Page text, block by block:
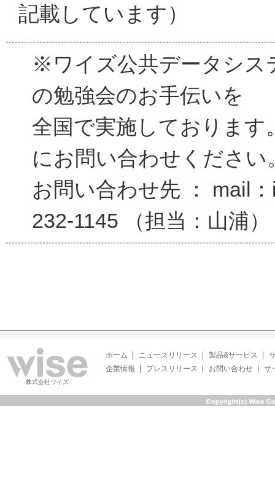
記載しています）
※ワイズ公共データシス
の勉強会のお手伝いを
全国で実施しておりま
にお問い合わせください
お問い合わせ先 ： mail
232-1145 （担当：山浦）
株式会社ワイズ
ホーム ニュースリリース 製品&サービス
企業情報
プレスリリース お問い合わせ サ